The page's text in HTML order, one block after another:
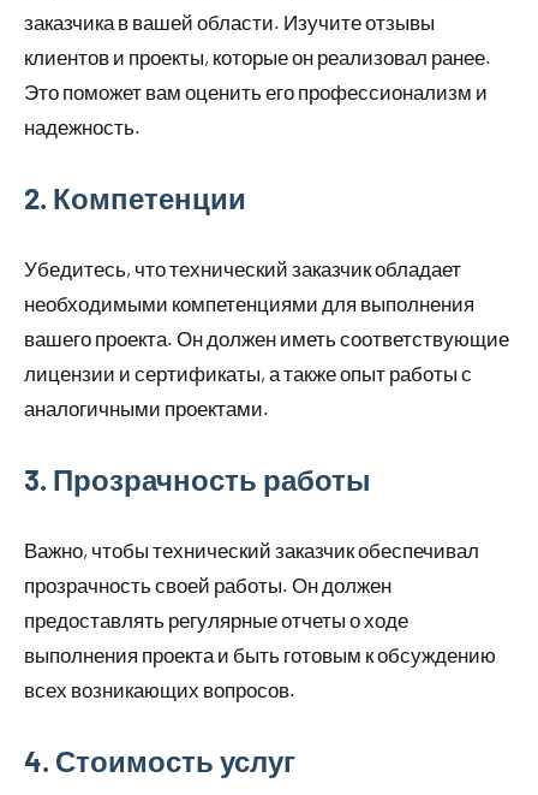
заказчика в вашей области. Изучите отзывы
клиентов и проекты, которые он реализовал ранее.
Это поможет вам оценить его профессионализм и
надежность.
2. Компетенции
Убедитесь, что технический заказчик обладает
необходимыми компетенциями для выполнения
вашего проекта. Он должен иметь соответствующие
лицензии и сертификаты, а также опыт работы с
аналогичными проектами.
3. Прозрачность работы
Важно, чтобы технический заказчик обеспечивал
прозрачность своей работы. Он должен
предоставлять регулярные отчеты о ходе
выполнения проекта и быть готовым к обсуждению
всех возникающих вопросов.
4. Стоимость услуг